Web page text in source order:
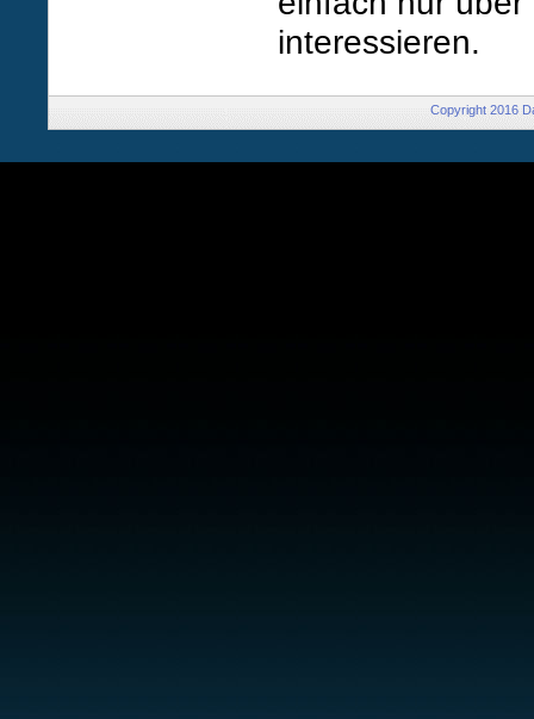
interessieren.
Copyright 2016